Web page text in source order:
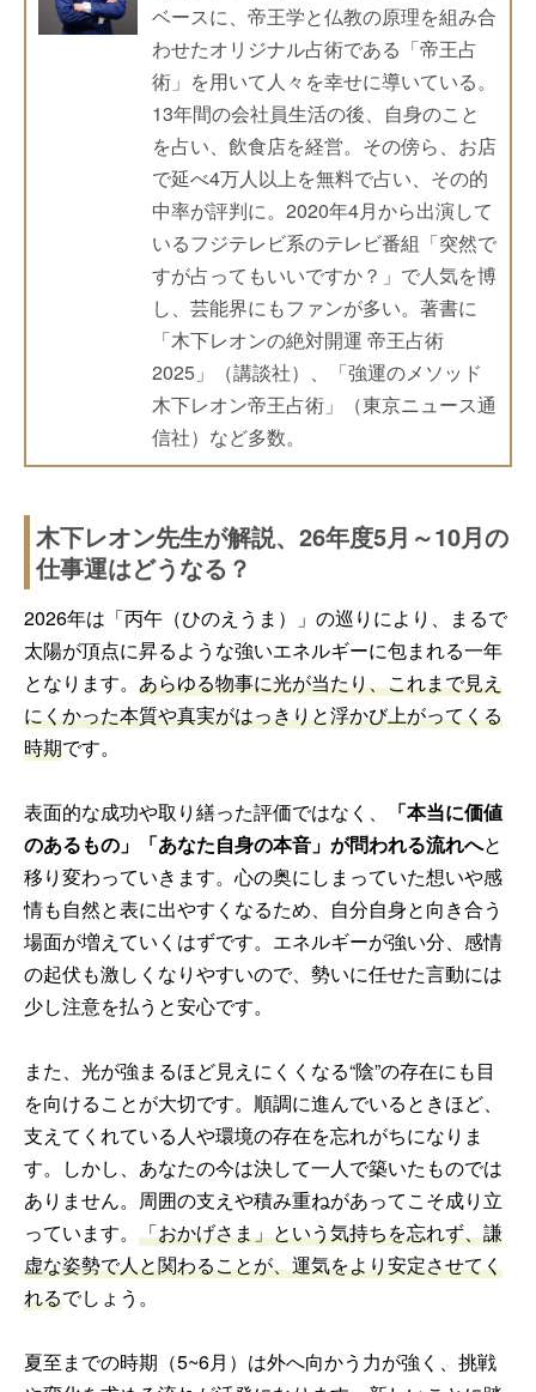
ベースに、帝王学と仏教の原理を組み合
わせたオリジナル占術である「帝王占
術」を用いて人々を幸せに導いている。
13年間の会社員生活の後、自身のこと
を占い、飲食店を経営。その傍ら、お店
で延べ4万人以上を無料で占い、その的
中率が評判に。2020年4月から出演して
いるフジテレビ系のテレビ番組「突然で
すが占ってもいいですか？」で人気を博
し、芸能界にもファンが多い。著書に
「木下レオンの絶対開運 帝王占術
2025」（講談社）、「強運のメソッド
木下レオン帝王占術」（東京ニュース通
信社）など多数。
木下レオン先生が解説、26年度5月～10月の
仕事運はどうなる？
2026年は「丙午（ひのえうま）」の巡りにより、まるで
太陽が頂点に昇るような強いエネルギーに包まれる一年
となります。 あらゆる物事に光が当たり、これまで見え
にくかった本質や真実がはっきりと浮かび上がってくる
時期です。
表面的な成功や取り繕った評価ではなく、
「本当に価値
のあるもの」「あなた自身の本音」が問われる流れへと
移り変わっていきます。心の奥にしまっていた想いや感
情も自然と表に出やすくなるため、自分自身と向き合う
場面が増えていくはずです。エネルギーが強い分、感情
の起伏も激しくなりやすいので、勢いに任せた言動には
少し注意を払うと安心です。
また、光が強まるほど見えにくくなる“陰”の存在にも目
を向けることが大切です。順調に進んでいるときほど、
支えてくれている人や環境の存在を忘れがちになりま
す。しかし、あなたの今は決して一人で築いたものでは
ありません。周囲の支えや積み重ねがあってこそ成り立
っています。 「おかげさま」という気持ちを忘れず、謙
虚な姿勢で人と関わることが、運気をより安定させてく
れるでしょう。
夏至までの時期（5~6月）は外へ向かう力が強く、挑戦